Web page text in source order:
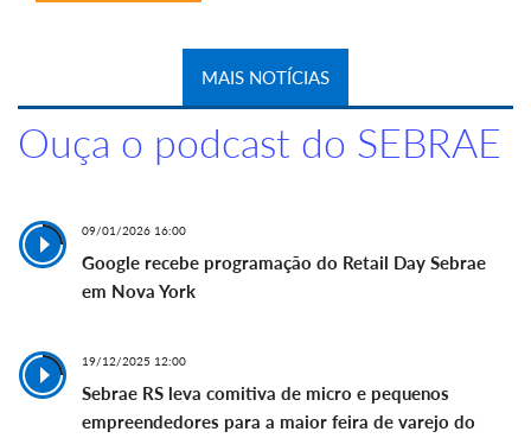
MAIS NOTÍCIAS
Ouça o podcast do SEBRAE
09/01/2026 16:00
Google recebe programação do Retail Day Sebrae
em Nova York
19/12/2025 12:00
Sebrae RS leva comitiva de micro e pequenos
empreendedores para a maior feira de varejo do